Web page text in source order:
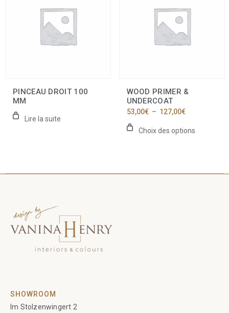
PINCEAU DROIT 100
MM
Lire la suite
WOOD PRIMER &
UNDERCOAT
53,00€ – 127,00€Plage
prix :
53,00€
Choix des options
page
produit
SHOWROOM
Im Stolzenwingert 2